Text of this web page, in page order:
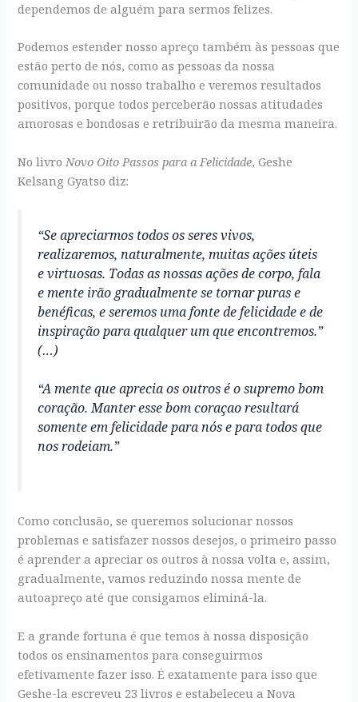
dependemos de alguém para sermos felizes.
Podemos estender nosso apreço também às pessoas que
estão perto de nós, como as pessoas da nossa
comunidade ou nosso trabalho e veremos resultados
positivos, porque todos perceberão nossas atitudades
amorosas e bondosas e retribuirão da mesma maneira.
No livro Novo Oito Passos para a Felicidade, Geshe
Kelsang Gyatso diz:
“Se apreciarmos todos os seres vivos,
realizaremos, naturalmente, muitas ações úteis
e virtuosas. Todas as nossas ações de corpo, fala
e mente irão gradualmente se tornar puras e
benéficas, e seremos uma fonte de felicidade e de
inspiração para qualquer um que encontremos.”
(…)
“A mente que aprecia os outros é o supremo bom
coração. Manter esse bom coraçao resultará
somente em felicidade para nós e para todos que
nos rodeiam.”
Como conclusão, se queremos solucionar nossos
problemas e satisfazer nossos desejos, o primeiro passo
é aprender a apreciar os outros à nossa volta e, assim,
gradualmente, vamos reduzindo nossa mente de
autoapreço até que consigamos eliminá-la.
E a grande fortuna é que temos à nossa disposição
todos os ensinamentos para conseguirmos
efetivamente fazer isso. É exatamente para isso que
Geshe-la escreveu 23 livros e estabeleceu a Nova